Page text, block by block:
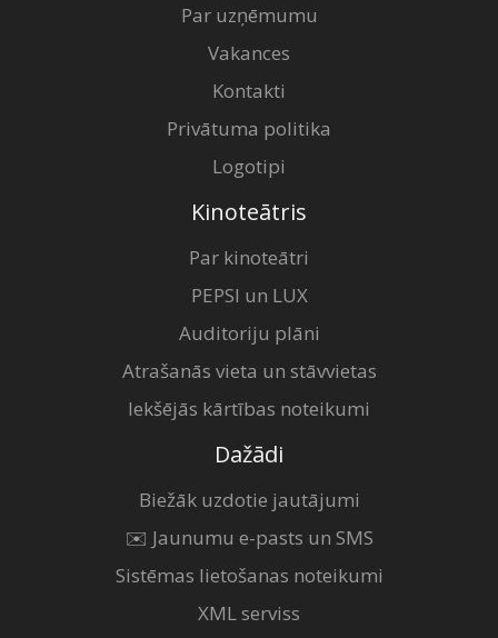
Par uzņēmumu
Vakances
Kontakti
Privātuma politika
Logotipi
Kinoteātris
Par kinoteātri
PEPSI un LUX
Auditoriju plāni
Atrašanās vieta un stāvvietas
Iekšējās kārtības noteikumi
Dažādi
Biežāk uzdotie jautājumi
✉️ Jaunumu e-pasts un SMS
Sistēmas lietošanas noteikumi
XML serviss